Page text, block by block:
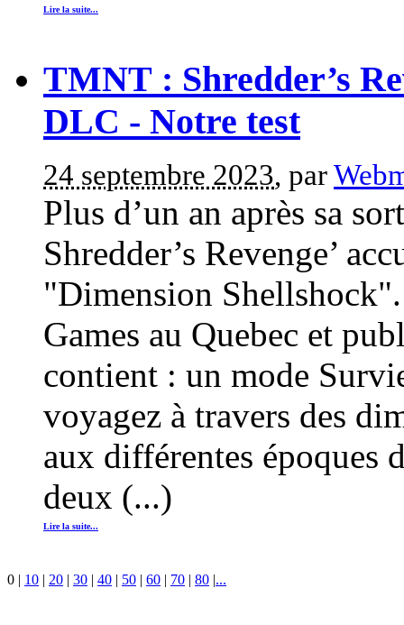
Lire la suite...
TMNT : Shredder’s
DLC - Notre test
24 septembre 2023, par
Plus d’un an après sa
Shredder’s Revenge’
"Dimension
Games au Quebec et
contient : un mode
voyagez à travers des
aux différentes époques
deux (...)
Lire la suite...
0 | 10 | 20 | 30 | 40 | 50 | 60 | 70 | 80 |...